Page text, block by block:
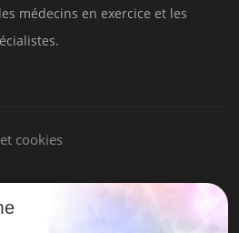
médecins en exercice et les
cookies